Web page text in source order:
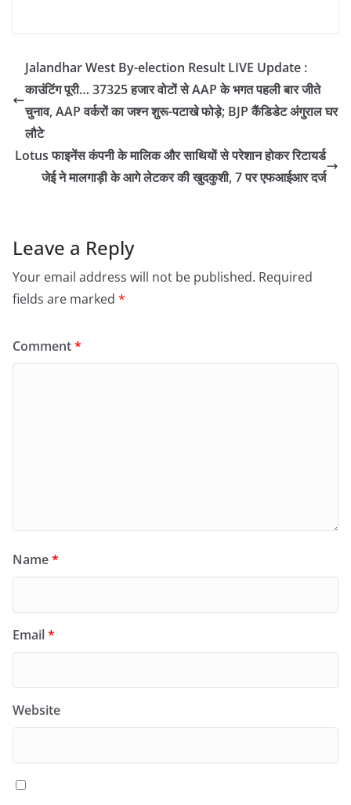
Jalandhar West By-election Result LIVE Update :
काउंटिंग पूरी… 37325 हजार वोटों से AAP के भगत पहली बार जीते
चुनाव, AAP वर्करों का जश्न शुरू-पटाखे फोड़े; BJP कैंडिडेट अंगुराल घर
लौटे
Lotus फाइनेंस कंपनी के मालिक और साथियों से परेशान होकर रिटायर्ड
जेई ने मालगाड़ी के आगे लेटकर की खुदकुशी, 7 पर एफआईआर दर्ज
Leave a Reply
Your email address will not be published. Required
fields are marked *
Comment*
Name*
Email*
Website